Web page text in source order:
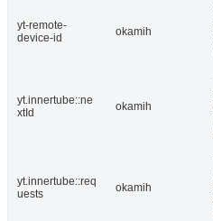
yt-remote-
device-id
okamih
yt.innertube::ne
xtId
okamih
yt.innertube::req
uests
okamih